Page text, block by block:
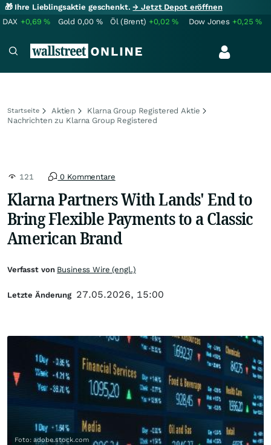
🎁 Ihre Lieblingsaktie geschenkt.→ Jetzt Depot eröffnen
DAX +0,69% Gold 0,00 % Öl (Brent) +0,02% Dow Jones +0,25%
Startseite Aktien
Klarna Group Registered Aktie
Nachrichten zu Klarna Group Registered
121 0 Kommentare
Klarna Partners With Lands' End to
Bring Flexible Payments to a Classic
American Brand
Foto: adobe.stock.com
Verfasst von Business Wire (engl.)
Letzte Änderung 27.05.2026, 15:00